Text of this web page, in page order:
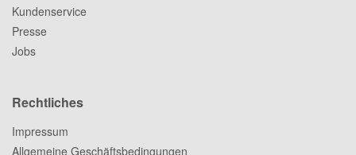
Kundenservice
Presse
Jobs
Rechtliches
Impressum
Allgemeine Geschäftsbedingungen